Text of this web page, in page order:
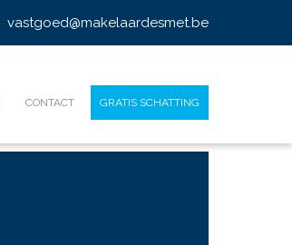
vastgoed@makelaardesmet.be
CONTACT GRATIS SCHATTING